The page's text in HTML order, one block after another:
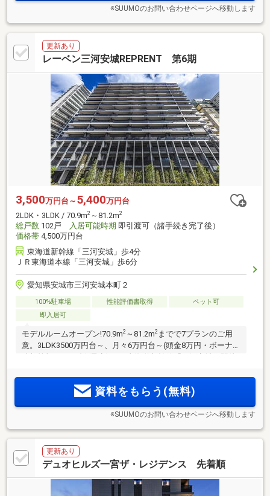
※SUUMOのお問い合わせページへ移動します
更新あり
レーベン三河安城REPRENT 第6期
3,500万円台～ 5,400万円台
2LDK・3LDK / 70.9m2 ～81.2m2
総戸数 102戸 入居可能時期 即引渡可（諸手続き完了後）
価格帯 4,500万円台
東海道新幹線「三河安城」歩4分
ＪＲ東海道本線「三河安城」歩6分
愛知県安城市三河安城本町２
100%駐車場 性能評価書取得
ペット可
即入居可
モデルルームオープン!70.9m2 ～81.2m2 までで7プランのご用
意。3LDK3500万円台～、月々6万円台～(頭金8万円・ボーナス
時加算額18万円台)(予定)。JR東海道新幹線「三河安城」駅徒
内駐車場100％完備
資料をもらう(無料)
※SUUMOのお問い合わせページへ移動します
更新あり
デュオヒルズ一宮ザ・レジデンス 先着順